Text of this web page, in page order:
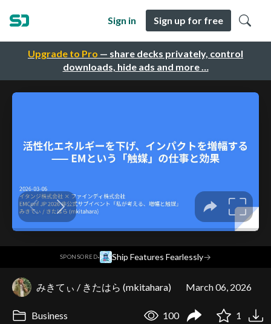
Upgrade to Pro — share decks privately, control
downloads, hide ads and more …
Sign in Sign up for free
SPONSORED· Ship Features Fearlessly→
みきてぃ / きたはら (mkitahara) March 06, 2026
Business 100 1